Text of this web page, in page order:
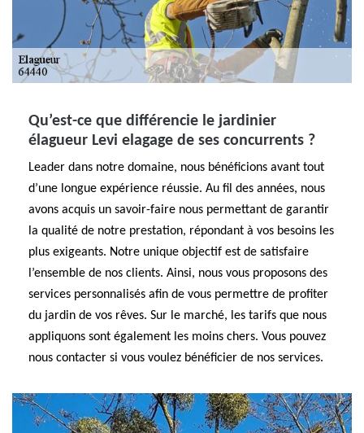
Qu’est-ce que différencie le jardinier
élagueur Levi elagage de ses concurrents ?
Leader dans notre domaine, nous bénéficions avant tout
d’une longue expérience réussie. Au fil des années, nous
avons acquis un savoir-faire nous permettant de garantir
la qualité de notre prestation, répondant à vos besoins les
plus exigeants. Notre unique objectif est de satisfaire
l’ensemble de nos clients. Ainsi, nous vous proposons des
services personnalisés afin de vous permettre de profiter
du jardin de vos rêves. Sur le marché, les tarifs que nous
appliquons sont également les moins chers. Vous pouvez
nous contacter si vous voulez bénéficier de nos services.